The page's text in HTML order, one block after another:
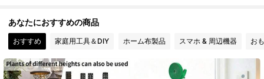
4.83 3.6K フォロワー
あなたにおすすめの商品
おすすめ 家庭用工具＆DIY ホーム布製品 スマホ & 周辺機器 お